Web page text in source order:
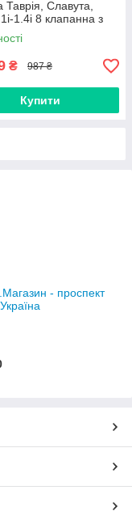
Таврія, Славута,
1.4i 8 клапанна з
МЕМЗ та Газель
4216 48.3705
₴ 987 ₴
Купити
- проспект